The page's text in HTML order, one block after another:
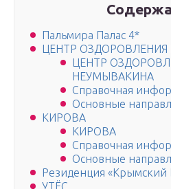
Пальмира Палас 4*
ЦЕНТР
ЦЕНТР
НЕУМЫВАКИНА
Справочная
Основные
КИРОВА
КИРОВА
Справочная
Основные
Резиденция «Крымский
УТЁС